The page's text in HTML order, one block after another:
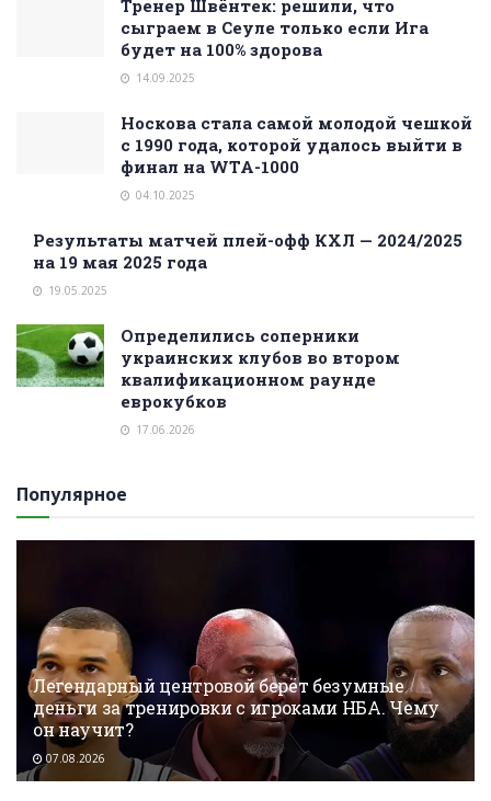
Тренер Швёнтек: решили, что
сыграем в Сеуле только если Ига
будет на 100% здорова
14.09.2025
Носкова стала самой молодой чешкой
с 1990 года, которой удалось выйти в
финал на WTA-1000
04.10.2025
Результаты матчей плей-офф КХЛ — 2024/2025
на 19 мая 2025 года
19.05.2025
Определились соперники
украинских клубов во втором
квалификационном раунде
еврокубков
17.06.2026
Популярное
Легендарный центровой берёт безумные
деньги за тренировки с игроками НБА. Чему
он научит?
07.08.2026